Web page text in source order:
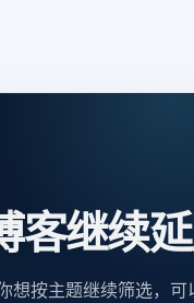
客继续
按主题继续筛选，